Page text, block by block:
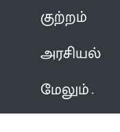
குற்றம்
அரசியல்
மேலும்